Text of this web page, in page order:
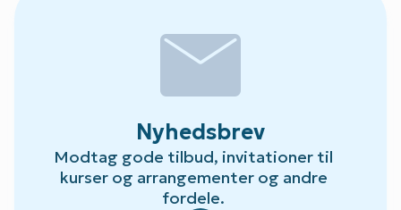
mail
Nyhedsbrev
Modtag gode tilbud, invitationer til
kurser og arrangementer og andre
fordele.